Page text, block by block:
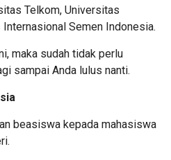
Telkom, Universitas
Semen Indonesia.
maka sudah tidak perlu
sampai Anda lulus nanti.
beasiswa kepada mahasiswa